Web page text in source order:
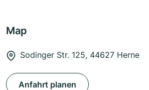
Map
Sodinger Str. 125, 44627 Herne
Anfahrt planen